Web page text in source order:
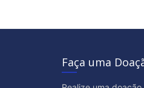
Faça uma